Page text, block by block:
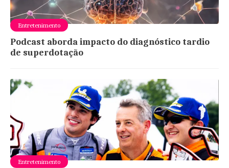
Entretenimento
Podcast aborda impacto do diagnóstico tardio
de superdotação
Entretenimento